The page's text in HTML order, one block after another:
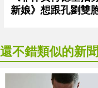
還不錯類似的新聞